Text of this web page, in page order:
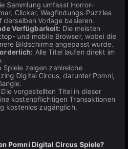
Sammlung umfasst Horror-
Clicker, Wegfindungs-Puzzles
derselben Vorlage basieren.
Verfügbarkeit: Die meisten
und mobile Browser, wobei die
Bildschirme angepasst wurde.
Alle Titel laufen direkt im
Spiele zeigen zahlreiche
Digital Circus, darunter Pomni,
Die vorgestellten Titel in dieser
kostenpflichtigen Transaktionen
kostenlos zugänglich.
Pomni Digital Circus Spiele?